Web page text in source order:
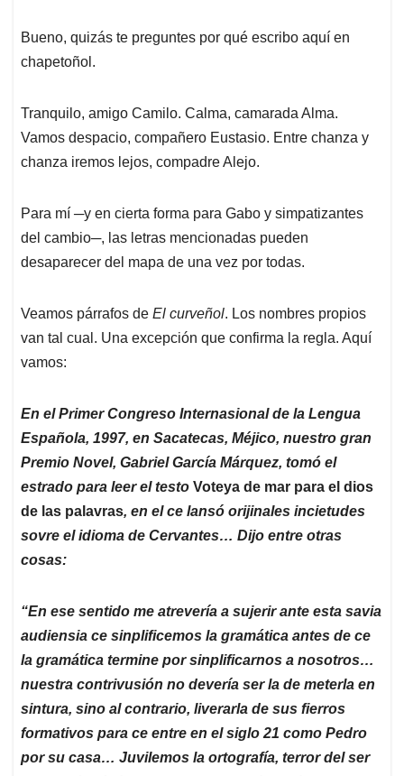
Bueno, quizás te preguntes por qué escribo aquí en
chapetoñol.
Tranquilo, amigo Camilo. Calma, camarada Alma.
Vamos despacio, compañero Eustasio. Entre chanza y
chanza iremos lejos, compadre Alejo.
Para mí ─y en cierta forma para Gabo y simpatizantes
del cambio─, las letras mencionadas pueden
desaparecer del mapa de una vez por todas.
Veamos párrafos de El curveñol. Los nombres propios
van tal cual. Una excepción que confirma la regla. Aquí
vamos:
En el Primer Congreso Internasional de la Lengua
Española, 1997, en Sacatecas, Méjico, nuestro gran
Premio Novel, Gabriel García Márquez, tomó el
estrado para leer el testo Voteya de mar para el dios
de las palavras, en el ce lansó orijinales incietudes
sovre el idioma de Cervantes… Dijo entre otras
cosas:
“En ese sentido me atrevería a sujerir ante esta savia
audiensia ce sinplificemos la gramática antes de ce
la gramática termine por sinplificarnos a nosotros…
nuestra contrivusión no devería ser la de meterla en
sintura, sino al contrario, liverarla de sus fierros
formativos para ce entre en el siglo 21 como Pedro
por su casa… Juvilemos la ortografía, terror del ser